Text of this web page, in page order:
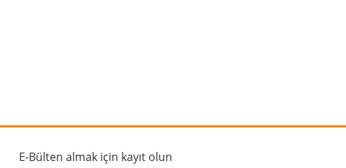
E-Bülten almak için kayıt olun